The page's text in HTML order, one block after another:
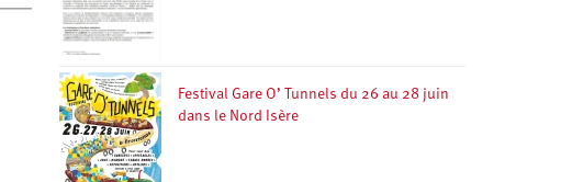
Festival Gare O’ Tunnels du 26 au 28 juin
dans le Nord Isère